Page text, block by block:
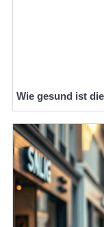
Wie gesund ist